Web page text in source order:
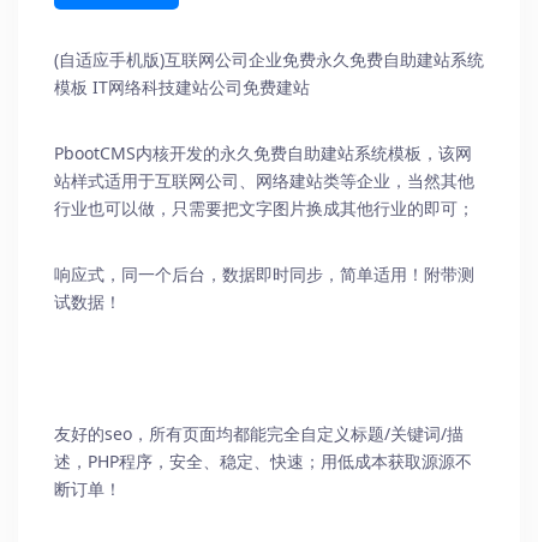
(自适应手机版)互联网公司企业免费永久免费自助建站系统
模板 IT网络科技建站公司免费建站
PbootCMS内核开发的永久免费自助建站系统模板，该网
站样式适用于互联网公司、网络建站类等企业，当然其他
行业也可以做，只需要把文字图片换成其他行业的即可；
响应式，同一个后台，数据即时同步，简单适用！附带测
试数据！
友好的seo，所有页面均都能完全自定义标题/关键词/描
述，PHP程序，安全、稳定、快速；用低成本获取源源不
断订单！